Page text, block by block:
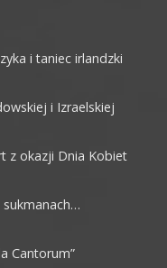
i taniec irlandzki
i Izraelskiej
z okazji Dnia Kobiet
sukmanach…
Cantorum”